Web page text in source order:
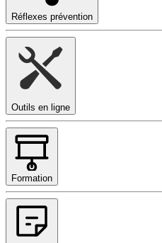
Réflexes prévention
Outils en ligne
Formation